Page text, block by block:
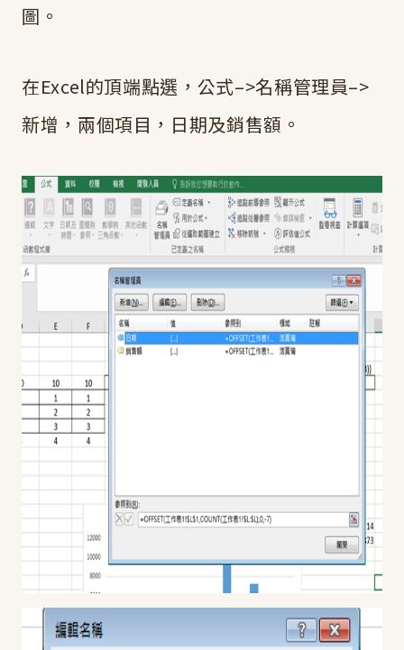
圖。
在Excel的頂端點選，公式–>名稱管理員–>
新增，兩個項目，日期及銷售額。